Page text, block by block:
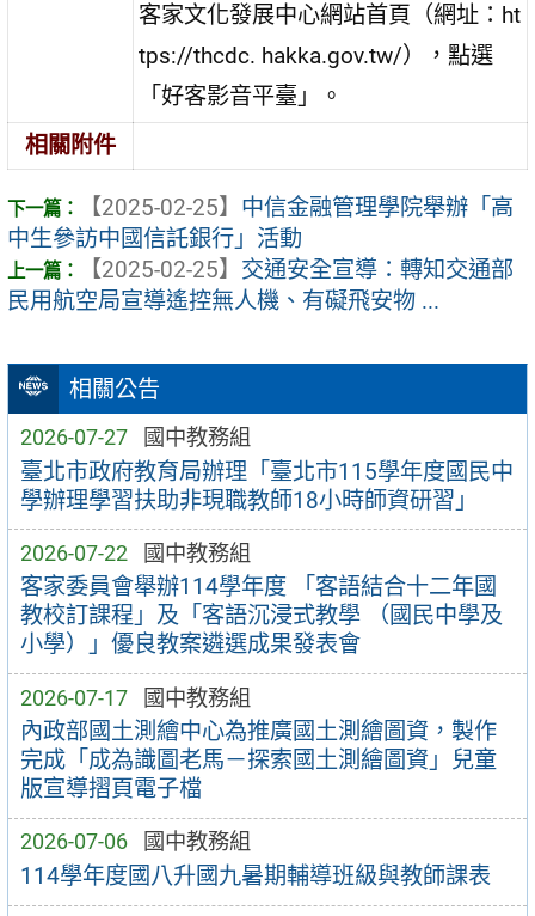
相關公告
2026-07-27 國中教務組
臺北市政府教育局辦理「臺北市115學年度國民中
學辦理學習扶助非現職教師18小時師資研習」
2026-07-22 國中教務組
客家委員會舉辦114學年度 「客語結合十二年國
教校訂課程」及「客語沉浸式教學 （國民中學及
小學）」優良教案遴選成果發表會
2026-07-17 國中教務組
內政部國土測繪中心為推廣國土測繪圖資，製作
完成「成為識圖老馬－探索國土測繪圖資」兒童
版宣導摺頁電子檔
2026-07-06 國中教務組
114學年度國八升國九暑期輔導班級與教師課表
客家文化發展中心網站首頁（網址：ht
tps://thcdc. hakka.gov.tw/），點選
「好客影音平臺」。
相關附件
【2025-02-25】 中信金融管理學院舉辦「高
中生參訪中國信託銀行」活動
【2025-02-25】 交通安全宣導：轉知交通部
民用航空局宣導遙控無人機、有礙飛安物 ...